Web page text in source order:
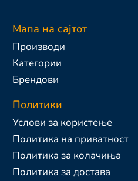
Мапа на сајтот
Производи
Категории
Брендови
Политики
Услови за користење
Политика на приватност
Политика за колачиња
Политика за достава